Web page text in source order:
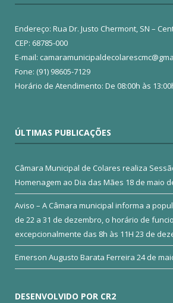
Endereço: Rua Dr. Justo Chermont, SN –
CEP: 68785-000
E-mail:
Fone: (91) 98605-7129
Horário de Atendimento: De 08:00h às
ÚLTIMAS PUBLICAÇÕES
Câmara Municipal de Colares realiza
Homenagem ao Dia das Mães 18 de maio
Aviso – A Câmara municipal informa a
de 22 a 31 de dezembro, o horário de
excepcionalmente das 8h às 11H 23 de
Emerson Augusto Barata Ferreira 24 de
DESENVOLVIDO POR CR2